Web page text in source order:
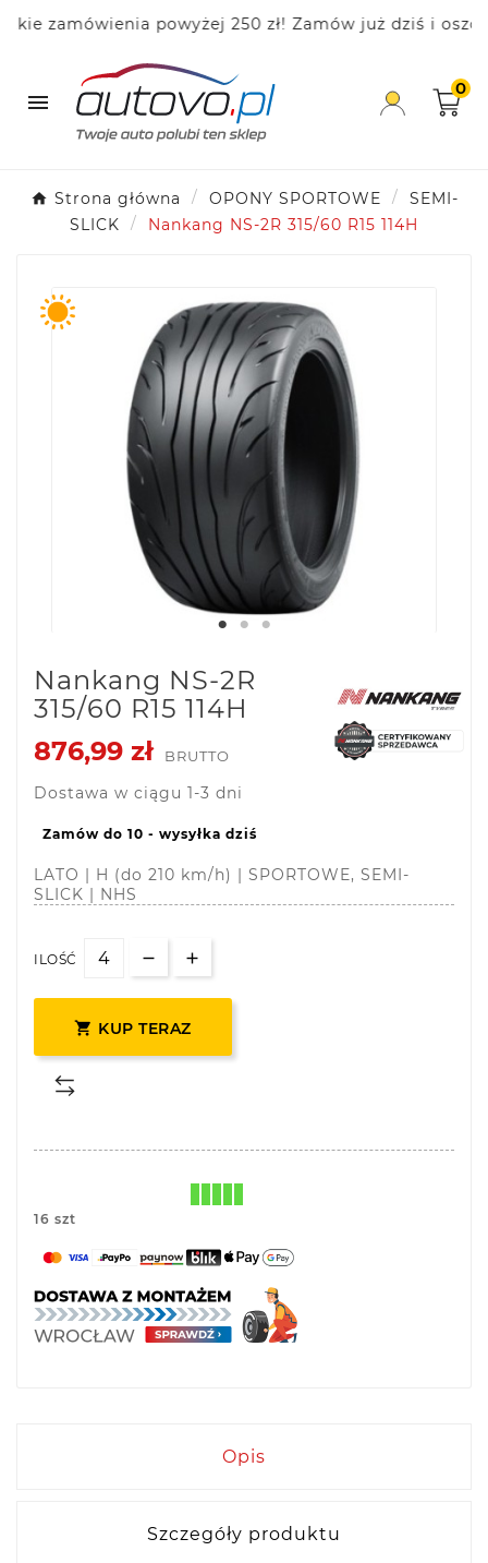
zamówienia powyżej 250 zł! Zamów już dziś i

0
Strona główna OPONY SPORTOWE
SEMI-
SLICK
Nankang NS-2R 315/60 R15 114H
Nankang NS-2R
315/60 R15 114H
876,99 zł
BRUTTO
Dostawa w ciągu 1-3 dni
Zamów do 10 - wysyłka dziś
LATO | H (do 210 km/h) | SPORTOWE, SEMI-
SLICK | NHS
ILOŚĆ
 KUP TERAZ
16 szt
Opis
Szczegóły produktu